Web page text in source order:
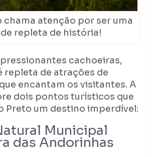
chama atenção por ser uma
repleta de história!
cachoeiras,
repleta de atrações de
encantam os visitantes. A
dois pontos turísticos que
Preto um destino imperdível:
Municipal
das Andorinhas